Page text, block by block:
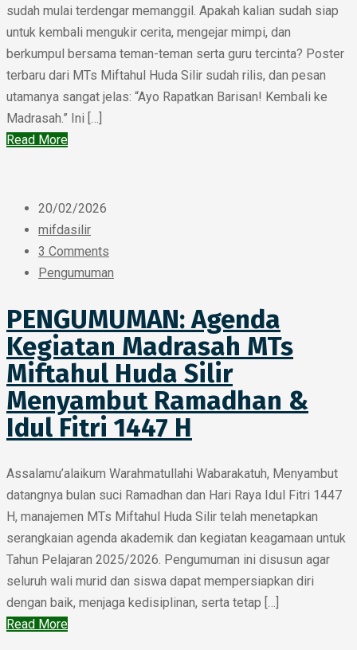
sudah mulai terdengar memanggil. Apakah kalian sudah siap
untuk kembali mengukir cerita, mengejar mimpi, dan
berkumpul bersama teman-teman serta guru tercinta? Poster
terbaru dari MTs Miftahul Huda Silir sudah rilis, dan pesan
utamanya sangat jelas: “Ayo Rapatkan Barisan! Kembali ke
Madrasah.” Ini […]
Read More
20/02/2026
mifdasilir
3 Comments
Pengumuman
PENGUMUMAN: Agenda
Kegiatan Madrasah MTs
Miftahul Huda Silir
Menyambut Ramadhan &
Idul Fitri 1447 H
Assalamu’alaikum Warahmatullahi Wabarakatuh, Menyambut
datangnya bulan suci Ramadhan dan Hari Raya Idul Fitri 1447
H, manajemen MTs Miftahul Huda Silir telah menetapkan
serangkaian agenda akademik dan kegiatan keagamaan untuk
Tahun Pelajaran 2025/2026. Pengumuman ini disusun agar
seluruh wali murid dan siswa dapat mempersiapkan diri
dengan baik, menjaga kedisiplinan, serta tetap […]
Read More